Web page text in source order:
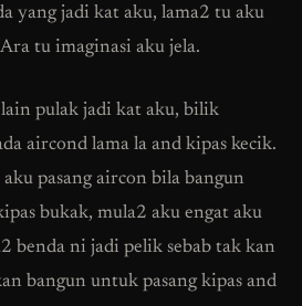
yang jadi kat aku, lama2 tu aku
tu imaginasi aku jela.
pulak jadi kat aku, bilik
aircond lama la and kipas kecik.
pasang aircon bila bangun
bukak, mula2 aku engat aku
benda ni jadi pelik sebab tak kan
bangun untuk pasang kipas and